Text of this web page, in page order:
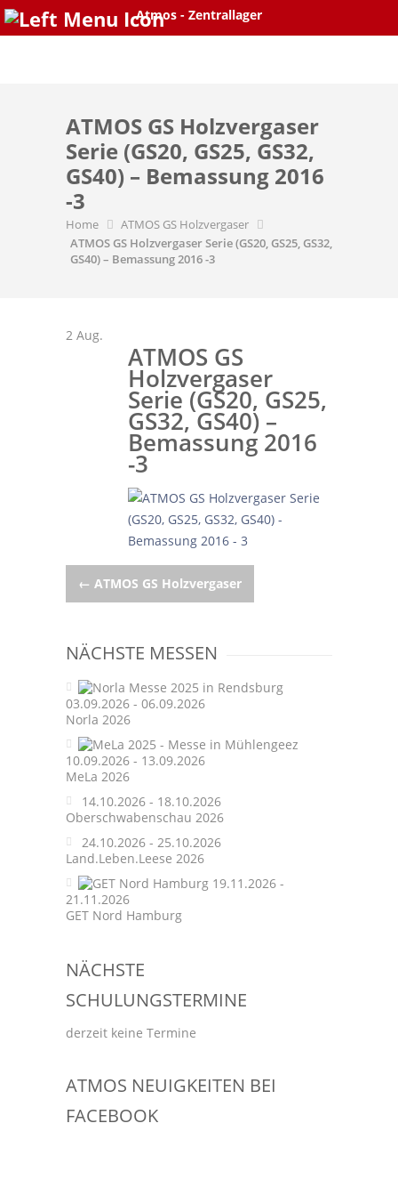
ATMOS GS Holzvergaser
Serie (GS20, GS25, GS32,
GS40) – Bemassung 2016
-3
Home
ATMOS GS Holzvergaser
ATMOS GS Holzvergaser Serie (GS20, GS25, GS32,
GS40) – Bemassung 2016 -3
2 Aug.
ATMOS GS
Holzvergaser
Serie (GS20, GS25,
GS32, GS40) –
Bemassung 2016
-3
Post
← ATMOS GS Holzvergaser
NÄCHSTE MESSEN
03.09.2026 - 06.09.2026
Norla 2026
10.09.2026 - 13.09.2026
MeLa 2026
14.10.2026 - 18.10.2026
Oberschwabenschau 2026
24.10.2026 - 25.10.2026
Land.Leben.Leese 2026
19.11.2026 -
21.11.2026
GET Nord Hamburg
NÄCHSTE
SCHULUNGSTERMINE
derzeit keine Termine
ATMOS NEUIGKEITEN BEI
FACEBOOK
Atmos - Zentrallager